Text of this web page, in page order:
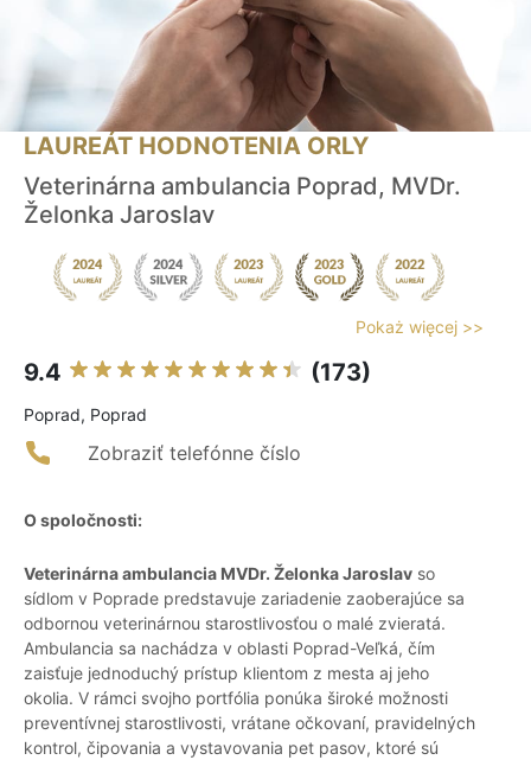
LAUREÁT HODNOTENIA ORLY
Veterinárna ambulancia Poprad, MVDr.
Želonka Jaroslav
Pokaż więcej >>
9.4 (173)
Poprad, Poprad
Zobraziť telefónne číslo
O spoločnosti:
Veterinárna ambulancia MVDr. Želonka Jaroslav so
sídlom v Poprade predstavuje zariadenie zaoberajúce sa
odbornou veterinárnou starostlivosťou o malé zvieratá.
Ambulancia sa nachádza v oblasti Poprad-Veľká, čím
zaisťuje jednoduchý prístup klientom z mesta aj jeho
okolia. V rámci svojho portfólia ponúka široké možnosti
preventívnej starostlivosti, vrátane očkovaní, pravidelných
kontrol, čipovania a vystavovania pet pasov, ktoré sú